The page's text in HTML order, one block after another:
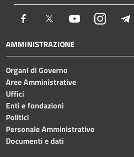
Facebook Twitter YoutubeInstagram
AMMINISTRAZIONE
Organi di Governo
Aree Amministrative
Uffici
Enti e fondazioni
Politici
Personale Amministrativo
Documenti e dati